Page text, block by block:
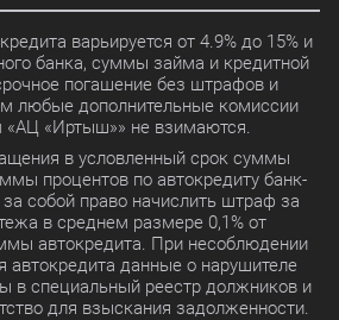
варьируется от 4.9% до 15% и
банка, суммы займа и кредитной
погашение без штрафов и
любые дополнительные комиссии
«АЦ «Иртыш»» не взимаются.
в условленный срок суммы
процентов по автокредиту банк-
за собой право начислить штраф за
в среднем размере 0,1% от
автокредита. При несоблюдении
автокредита данные о нарушителе
в специальный реестр должников и
для взыскания задолженности.